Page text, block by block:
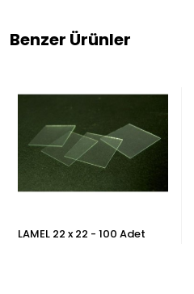
Benzer Ürünler
LAMEL 22 x 22 - 100 Adet